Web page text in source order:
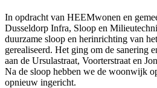
In opdracht van HEEMwonen en
Dusseldorp Infra, Sloop en
duurzame sloop en herinrichting van
gerealiseerd. Het ging om de sanering
aan de Ursulastraat, Voorterstraat en
Na de sloop hebben we de woonwijk
opnieuw ingericht.